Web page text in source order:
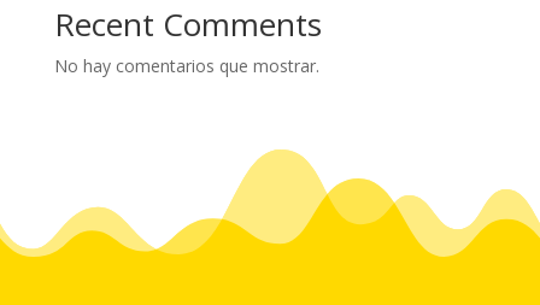
Recent Comments
No hay comentarios que mostrar.